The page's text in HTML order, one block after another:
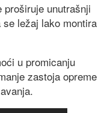
proširuje unutrašnji
ležaj lako montira
u promicanju
zastoja opreme